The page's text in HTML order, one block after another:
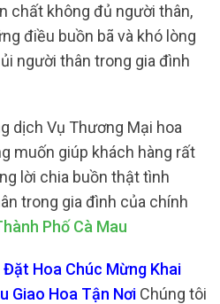
chất không đủ người thân,
điều buồn bã và khó lòng
người thân trong gia đình
dịch Vụ Thương Mại hoa
muốn giúp khách hàng rất
lời chia buồn thật tình
trong gia đình của chính
Phố Cà Mau
Đặt Hoa Chúc Mừng Khai
Giao Hoa Tận Nơi Chúng tôi